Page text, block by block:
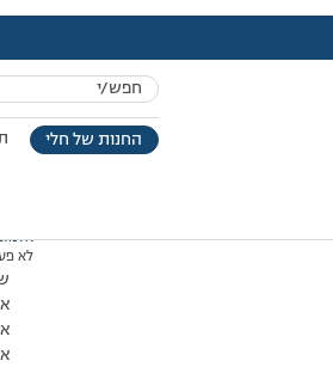
Search
for:החנות של חלי
עמוד הבית>דיונים>פורום>אכזבה
מוצגות 2 תגובות – 1 עד 2 (מתוך 2 סה״כ)
27/08/
לא